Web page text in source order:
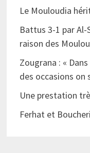
Le Mouloudia
Battus 3-1 par
raison des
Zougrana : «
des occasions on
Une prestation
Ferhat et